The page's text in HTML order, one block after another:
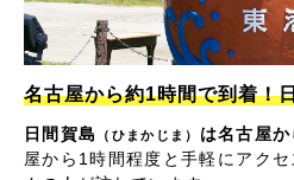
名古屋から約1時間で到着！
日間賀島 （ひまかじま） は名古屋
屋から1時間程度と手軽にアク